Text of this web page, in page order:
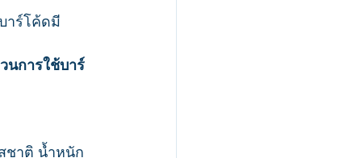
าร์โค้ดมี
นการใช้บาร์
ชาติ น้ำหนัก